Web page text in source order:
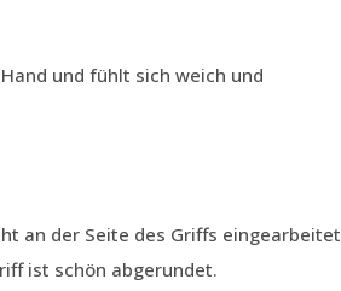
und fühlt sich weich und
an der Seite des Griffs eingearbeitet
ist schön abgerundet.